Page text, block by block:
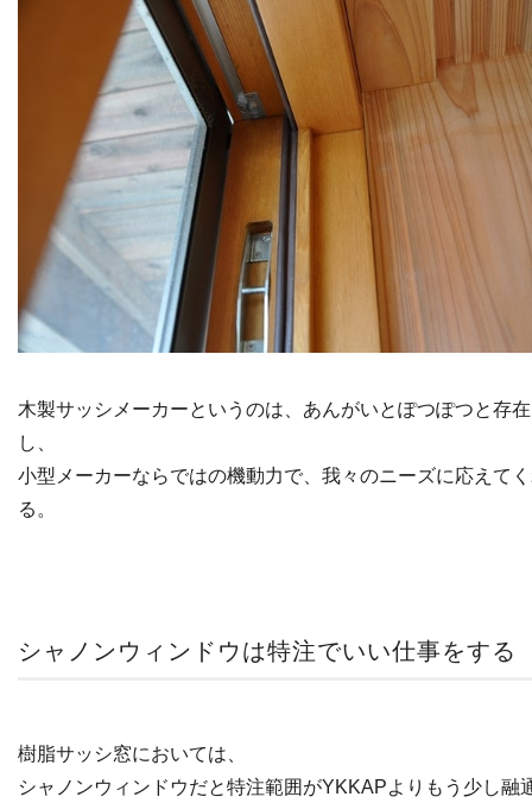
木製サッシメーカーというのは、あんがいとぽつぽつと存在
し、
小型メーカーならではの機動力で、我々のニーズに応えて
る。
シャノンウィンドウは特注でいい仕事をする
樹脂サッシ窓においては、
シャノンウィンドウだと特注範囲がYKKAPよりもう少し融